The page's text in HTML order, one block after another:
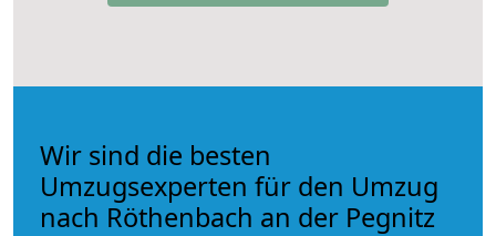
Wir sind die besten
Umzugsexperten für den Umzug
nach Röthenbach an der Pegnitz